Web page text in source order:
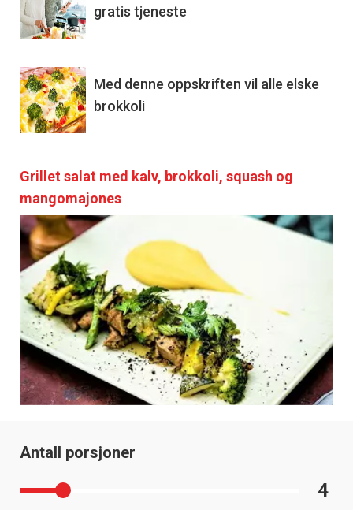
gratis tjeneste
Med denne oppskriften vil alle elske
brokkoli
Grillet salat med kalv, brokkoli, squash og
mangomajones
Antall porsjoner
4